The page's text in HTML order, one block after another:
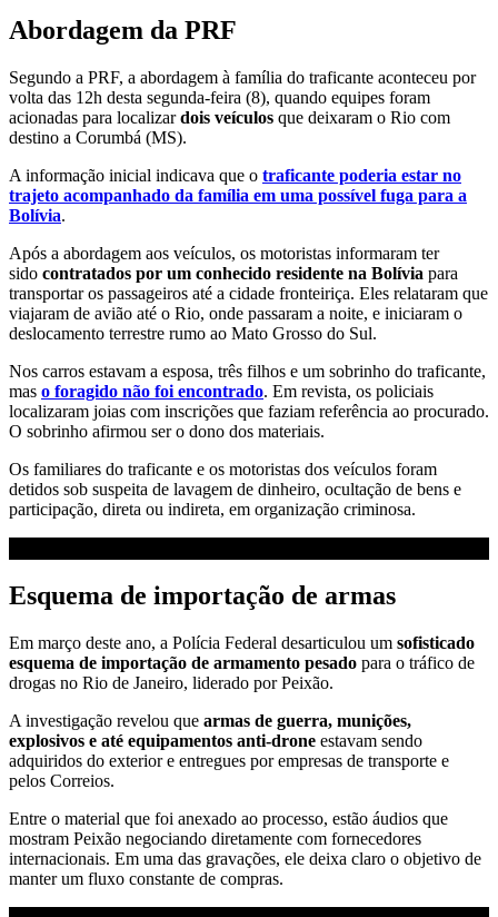
Abordagem da PRF
Segundo a PRF, a abordagem à família do traficante aconteceu por
volta das 12h desta segunda-feira (8), quando equipes foram
acionadas para localizardois veículos que deixaram o Rio com
destino a Corumbá (MS).
A informação inicial indicava que o traficante poderia estar no
trajeto acompanhado da família em uma possível fuga para a
Bolívia.
Após a abordagem aos veículos, os motoristas informaram ter
sido contratados por um conhecido residente na Bolívia para
transportar os passageiros até a cidade fronteiriça. Eles relataram que
viajaram de avião até o Rio, onde passaram a noite, e iniciaram o
deslocamento terrestre rumo ao Mato Grosso do Sul.
Nos carros estavam a esposa, três filhos e um sobrinho do traficante,
mas o foragido não foi encontrado. Em revista, os policiais
localizaram joias com inscrições que faziam referência ao procurado.
O sobrinho afirmou ser o dono dos materiais.
Os familiares do traficante e os motoristas dos veículos foram
detidos sob suspeita de lavagem de dinheiro, ocultação de bens e
participação, direta ou indireta, em organização criminosa.
Esquema de importação de armas
Em março deste ano, a Polícia Federal desarticulou um sofisticado
esquema de importação de armamento pesado para o tráfico de
drogas no Rio de Janeiro, liderado por Peixão.
A investigação revelou que armas de guerra, munições,
explosivos e até equipamentos anti-drone estavam sendo
adquiridos do exterior e entregues por empresas de transporte e
pelos Correios.
Entre o material que foi anexado ao processo, estão áudios que
mostram Peixão negociando diretamente com fornecedores
internacionais. Em uma das gravações, ele deixa claro o objetivo de
manter um fluxo constante de compras.